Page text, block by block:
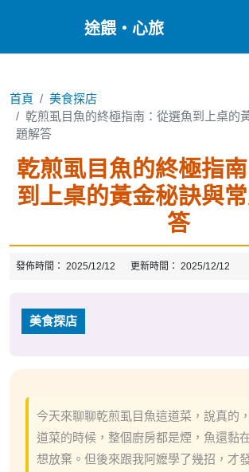
途餵・心旅
首頁
美食探店
乾煎虱目魚的終極指南：從選魚到上桌的
題解答
乾煎虱目魚的終極指
到上桌的黃金秘訣與
答
發佈時間： 2025/12/12 更新時間： 2025/12/12
美食探店
今天來聊聊乾煎虱目魚這道菜，說真的
道菜的時候，整個廚房都是煙，魚還黏
想放棄。但後來跟我阿嬷學了幾招，才